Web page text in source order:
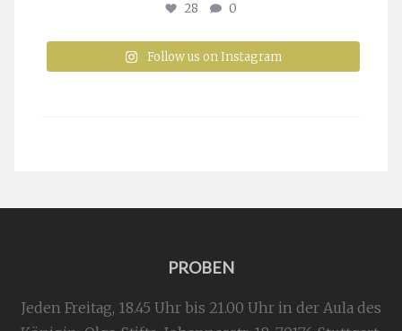
28 0
Follow us on Instagram
PROBEN
Jeden Freitag, 18.45 Uhr bis 21.00 Uhr in der Aula des